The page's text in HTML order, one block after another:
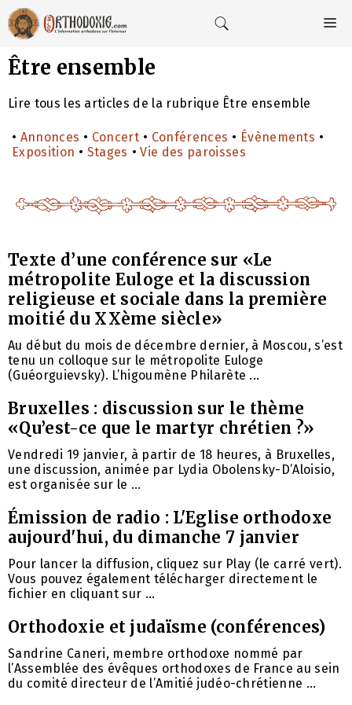
Aller
au
contenu
Être ensemble
Lire tous les articles de la rubrique Être ensemble
• Annonces • Concert • Conférences • Évènements •
Exposition • Stages •Vie des paroisses
Texte d’une conférence sur «Le
métropolite Euloge et la discussion
religieuse et sociale dans la première
moitié du XXème siècle»
Au début du mois de décembre dernier, à Moscou, s’est
tenu un colloque sur le métropolite Euloge
(Guéorguievsky). L’higoumène Philarète ...
Bruxelles : discussion sur le thème
«Qu’est-ce que le martyr chrétien ?»
Vendredi 19 janvier, à partir de 18 heures, à Bruxelles,
une discussion, animée par Lydia Obolensky-D’Aloisio,
est organisée sur le ...
Émission de radio : L'Eglise orthodoxe
aujourd'hui, du dimanche 7 janvier
Pour lancer la diffusion, cliquez sur Play (le carré vert).
Vous pouvez également télécharger directement le
fichier en cliquant sur ...
Orthodoxie et judaïsme (conférences)
Sandrine Caneri, membre orthodoxe nommé par
l’Assemblée des évêques orthodoxes de France au sein
du comité directeur de l’Amitié judéo-chrétienne ...